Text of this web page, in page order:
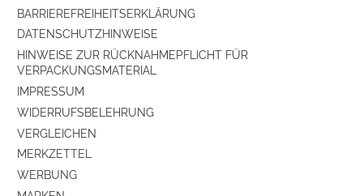
BARRIEREFREIHEITSERKLÄRUNG
DATENSCHUTZHINWEISE
HINWEISE ZUR RÜCKNAHMEPFLICHT FÜR
VERPACKUNGSMATERIAL
IMPRESSUM
WIDERRUFSBELEHRUNG
VERGLEICHEN
MERKZETTEL
WERBUNG